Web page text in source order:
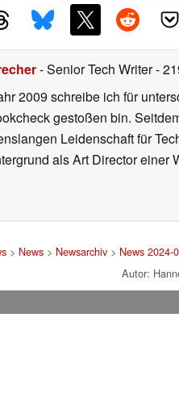
- Senior Tech Writer-
2009 schreibe ich für
gestoßen bin.
Leidenschaft für
als Art Director einer
> News> Newsarchiv> News 2024-
Autor: